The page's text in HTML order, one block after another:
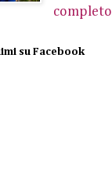
completo
su Facebook